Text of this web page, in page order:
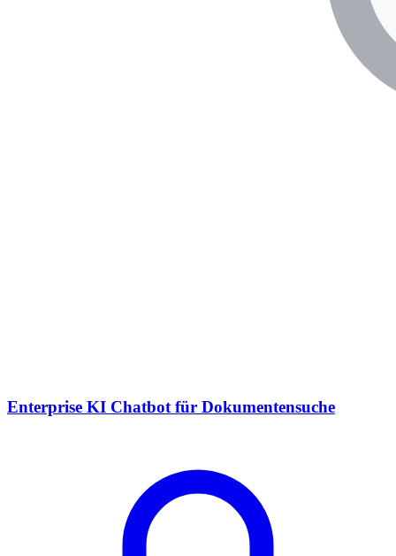
Enterprise KI Chatbot für Dokumentensuche